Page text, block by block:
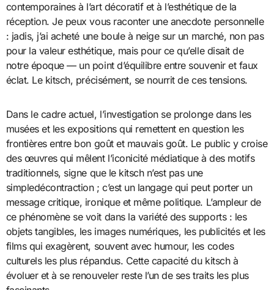
contemporaines à l’art décoratif et à l’esthétique de la
réception. Je peux vous raconter une anecdote personnelle
: jadis, j’ai acheté une boule à neige sur un marché, non pas
pour la valeur esthétique, mais pour ce qu’elle disait de
notre époque — un point d’équilibre entre souvenir et faux
éclat. Le kitsch, précisément, se nourrit de ces tensions.
Dans le cadre actuel, l’investigation se prolonge dans les
musées et les expositions qui remettent en question les
frontières entre bon goût et mauvais goût. Le public y croise
des œuvres qui mêlent l’iconicité médiatique à des motifs
traditionnels, signe que le kitsch n’est pas une
simpledécontraction ; c’est un langage qui peut porter un
message critique, ironique et même politique. L’ampleur de
ce phénomène se voit dans la variété des supports : les
objets tangibles, les images numériques, les publicités et les
films qui exagèrent, souvent avec humour, les codes
culturels les plus répandus. Cette capacité du kitsch à
évoluer et à se renouveler reste l’un de ses traits les plus